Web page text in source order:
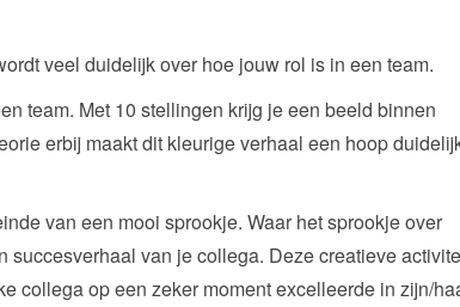
veel duidelijk over hoe jouw rol is in een team.
team. Met 10 stellingen krijg je een beeld binnen
erbij maakt dit kleurige verhaal een hoop
van een mooi sprookje. Waar het sprookje over
van je collega. Deze creatieve
collega op een zeker moment excelleerde in zijn/